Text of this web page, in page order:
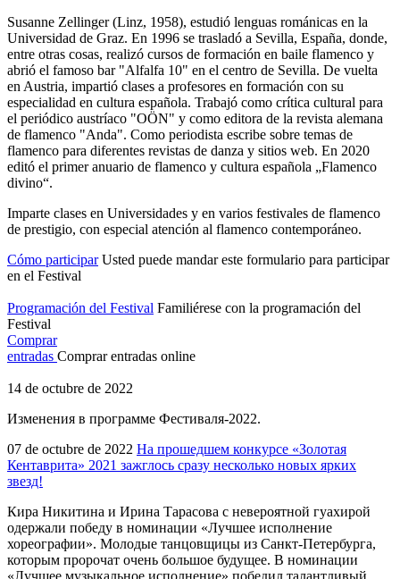
Susanne Zellinger (Linz, 1958), estudió lenguas románicas en la
Universidad de Graz. En 1996 se trasladó a Sevilla, España, donde,
entre otras cosas, realizó cursos de formación en baile flamenco y
abrió el famoso bar "Alfalfa 10" en el centro de Sevilla. De vuelta
en Austria, impartió clases a profesores en formación con su
especialidad en cultura española. Trabajó como crítica cultural para
el periódico austríaco "OÖN" y como editora de la revista alemana
de flamenco "Anda". Como periodista escribe sobre temas de
flamenco para diferentes revistas de danza y sitios web. En 2020
editó el primer anuario de flamenco y cultura española „Flamenco
divino“.
Imparte clases en Universidades y en varios festivales de flamenco
de prestigio, con especial atención al flamenco contemporáneo.
Cómo participar Usted puede mandar este formulario para participar
en el Festival
Programación del Festival Familiérese con la programación del
Festival
Comprar
entradas Comprar entradas online
14 de octubre de 2022
Изменения в программе Фестиваля-2022.
07 de octubre de 2022 На прошедшем конкурсе «Золотая
Кентаврита» 2021 зажглось сразу несколько новых ярких
звезд!
Кира Никитина и Ирина Тарасова с невероятной гуахирой
одержали победу в номинации «Лучшее исполнение
хореографии». Молодые танцовщицы из Санкт-Петербурга,
которым пророчат очень большое будущее. В номинации
«Лучшее музыкальное исполнение» победил талантливый